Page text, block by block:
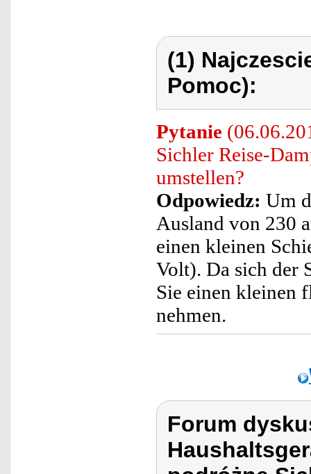
(1)
Pomoc):
Pytanie
Sichler Reise-
umstellen?
Odpowiedz: Um
Ausland von 230
einen kleinen
Volt). Da sich der
Sie einen kleinen
nehmen.
Forum